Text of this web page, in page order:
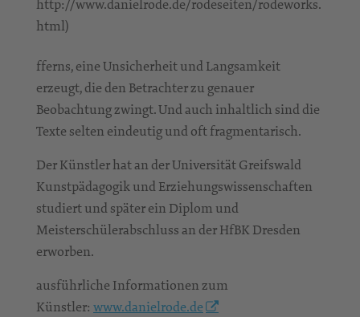
http://www.danielrode.de/rodeseiten/rodeworks.
html)
fferns, eine Unsicherheit und Langsamkeit
erzeugt, die den Betrachter zu genauer
Beobachtung zwingt. Und auch inhaltlich sind die
Texte selten eindeutig und oft fragmentarisch.
Der Künstler hat an der Universität Greifswald
Kunstpädagogik und Erziehungswissenschaften
studiert und später ein Diplom und
Meisterschülerabschluss an der HfBK Dresden
erworben.
ausführliche Informationen zum
Künstler: www.danielrode.de